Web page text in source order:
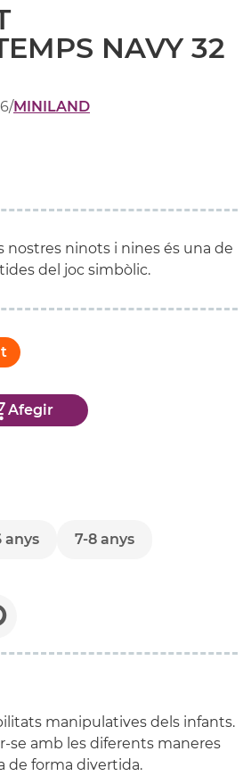
NAVY 32
/MINILAND
nostres ninots i nines és una de
del joc simbòlic.
Afegir
anys
7-8 anys
manipulatives dels infants.
se amb les diferents maneres
de forma divertida.